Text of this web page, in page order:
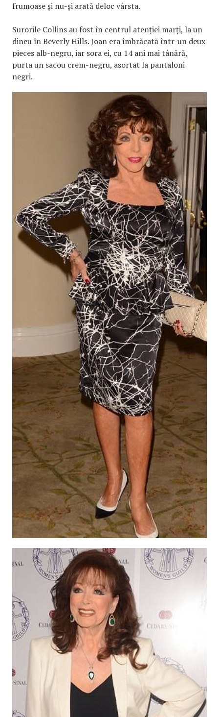
frumoase și nu-și arată deloc vârsta.
Surorile Collins au fost în centrul atenției marți, la un
dineu în Beverly Hills. Joan era îmbrăcată într-un deux
pieces alb-negru, iar sora ei, cu 14 ani mai tânără,
purta un sacou crem-negru, asortat la pantaloni
negri.